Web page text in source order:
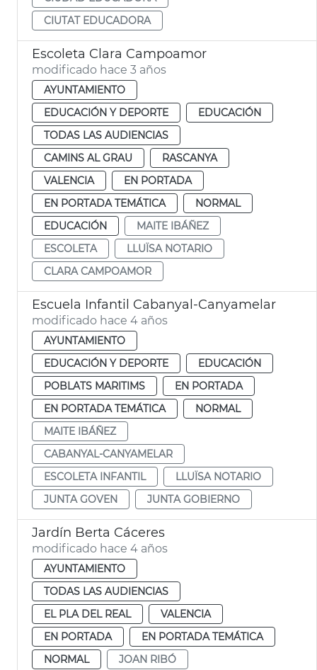
CIUTAT EDUCADORA
Escoleta Clara Campoamor
modificado hace 3 años
AYUNTAMIENTO
EDUCACIÓN Y DEPORTE
EDUCACIÓN
TODAS LAS AUDIENCIAS
CAMINS AL GRAU
RASCANYA
VALENCIA
EN PORTADA
EN PORTADA TEMÁTICA
NORMAL
EDUCACIÓN
MAITE IBÁÑEZ
ESCOLETA
LLUÏSA NOTARIO
CLARA CAMPOAMOR
Escuela Infantil Cabanyal-Canyamelar
modificado hace 4 años
AYUNTAMIENTO
EDUCACIÓN Y DEPORTE
EDUCACIÓN
POBLATS MARITIMS
EN PORTADA
EN PORTADA TEMÁTICA
NORMAL
MAITE IBÁÑEZ
CABANYAL-CANYAMELAR
ESCOLETA INFANTIL
LLUÏSA NOTARIO
JUNTA GOVEN
JUNTA GOBIERNO
Jardín Berta Cáceres
modificado hace 4 años
AYUNTAMIENTO
TODAS LAS AUDIENCIAS
EL PLA DEL REAL
VALENCIA
EN PORTADA
EN PORTADA TEMÁTICA
NORMAL
JOAN RIBÓ